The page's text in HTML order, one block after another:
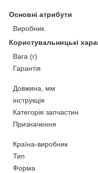
Основні атрибути
Виробник
Користувальницькі
Вага (г)
Гарантія
Довжина, мм
інструкція
Категорія запчастин
Призначення
Країна-виробник
Тип
Форма